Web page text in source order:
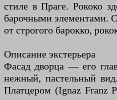
стиле в Праге. Рококо
барочными элементами.
от строгого барокко,
Описание экстерьера
Фасад дворца — его
нежный, пастельный
Платцером (Ignaz Franz